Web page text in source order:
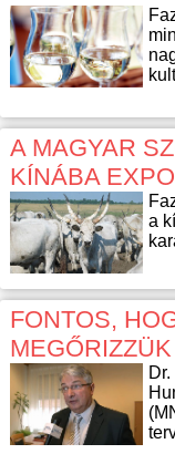
A MAGYAR
KÍNÁBA
a
FONTOS,